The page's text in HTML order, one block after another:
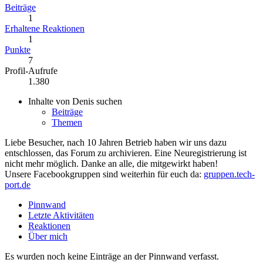
Beiträge
1
Erhaltene Reaktionen
1
Punkte
7
Profil-Aufrufe
1.380
Inhalte von Denis suchen
Beiträge
Themen
Liebe Besucher, nach 10 Jahren Betrieb haben wir uns dazu
entschlossen, das Forum zu archivieren. Eine Neuregistrierung ist
nicht mehr möglich. Danke an alle, die mitgewirkt haben!
Unsere Facebookgruppen sind weiterhin für euch da: gruppen.tech-
port.de
Pinnwand
Letzte Aktivitäten
Reaktionen
Über mich
Es wurden noch keine Einträge an der Pinnwand verfasst.